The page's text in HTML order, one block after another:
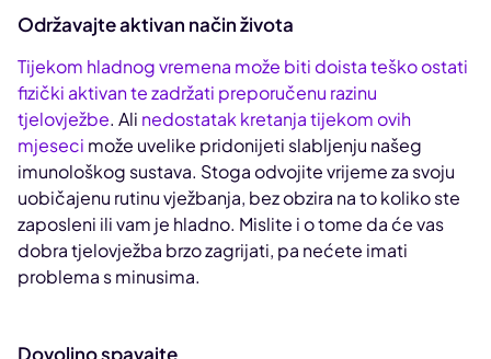
Održavajte aktivan način života
Tijekom hladnog vremena može biti doista teško ostati
fizički aktivan te zadržati preporučenu razinu
tjelovježbe. Ali nedostatak kretanja tijekom ovih
mjeseci može uvelike pridonijeti slabljenju našeg
imunološkog sustava. Stoga odvojite vrijeme za svoju
uobičajenu rutinu vježbanja, bez obzira na to koliko ste
zaposleni ili vam je hladno. Mislite i o tome da će vas
dobra tjelovježba brzo zagrijati, pa nećete imati
problema s minusima.
Dovoljno spavajte